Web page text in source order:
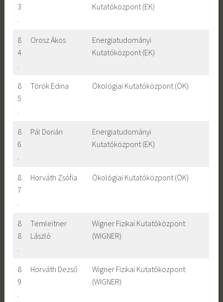
3
.
Kutatóközpont (EK)
8
4
.
Orosz Ákos
Energiatudományi
Kutatóközpont (EK)
8
5
.
Török Edina Ökológiai Kutatóközpont (ÖK)
8
6
.
Pál Dorián
Energiatudományi
Kutatóközpont (EK)
8
7
.
Horváth Zsófia Ökológiai Kutatóközpont (ÖK)
8
8
.
Temleitner
László
Wigner Fizikai Kutatóközpont
(WIGNER)
8
9
.
Horváth Dezső
Wigner Fizikai Kutatóközpont
(WIGNER)